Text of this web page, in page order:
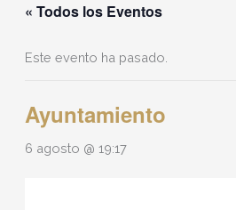
« Todos los Eventos
Este evento ha pasado.
Ayuntamiento
6 agosto @ 19:17